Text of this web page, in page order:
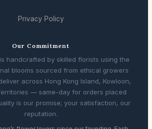
Privacy Policy
Our Commitment
handcrafted by skilled florists using the
blooms sourced from ethical growers
across Hong Kong Island, Kowloon,
— same-day for orders placed
is our promise; your satisfaction, our
reputation.